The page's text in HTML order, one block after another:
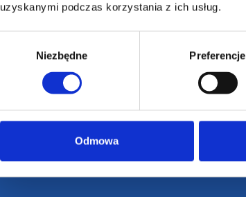
uzyskanymi podczas korzystania z ich usług.
Niezbędne Preferencje
Odmowa